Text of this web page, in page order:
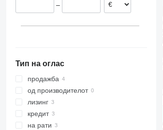
323
324
325
326
329
330
140X LC
245HDLR
8008
8010
8014
8016
8018
G-series
–
Тип на оглас
продажба
од производителот
лизинг
кредит
на рати